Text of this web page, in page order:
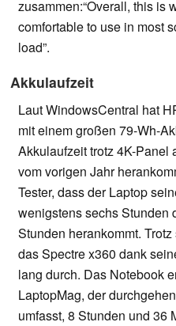
zusammen:“Overall, this is
comfortable to use in most
load”.
Akkulaufzeit
Laut WindowsCentral hat
mit einem großen 79-Wh-
Akkulaufzeit trotz 4K-Panel
vom vorigen Jahr
Tester, dass der Laptop
wenigstens sechs Stunden
Stunden herankommt.
das Spectre x360 dank
lang durch. Das Notebook
LaptopMag, der
umfasst, 8 Stunden und 36